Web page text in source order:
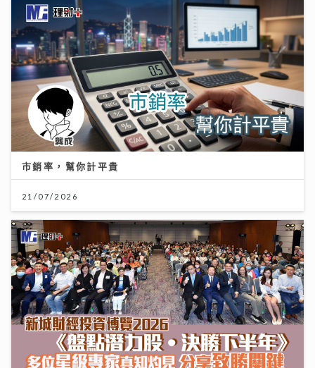
市銷率，幫你計平貴
21/07/2026